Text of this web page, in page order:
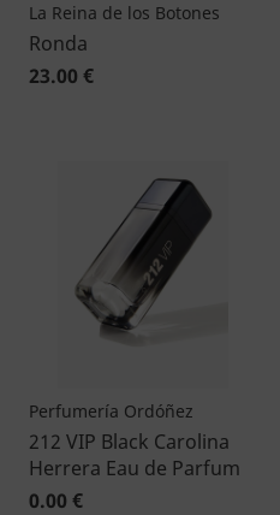
La Reina de los Botones
Ronda
23.00 €
Perfumería Ordóñez
212 VIP Black Carolina
Herrera Eau de Parfum
0.00 €